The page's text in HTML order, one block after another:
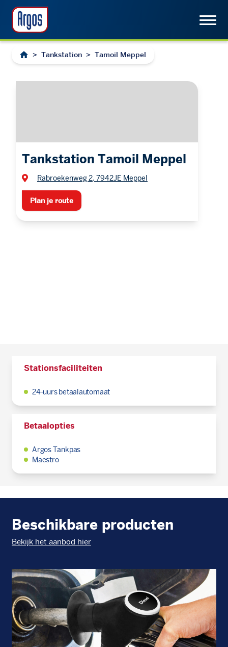
> Tankstation > Tamoil Meppel
Tankstation Tamoil Meppel
Rabroekenweg 2, 7942JE Meppel
Plan je route
Stationsfaciliteiten
24-uurs betaalautomaat
Betaalopties
Argos Tankpas
Maestro
Beschikbare producten
Bekijk het aanbod hier